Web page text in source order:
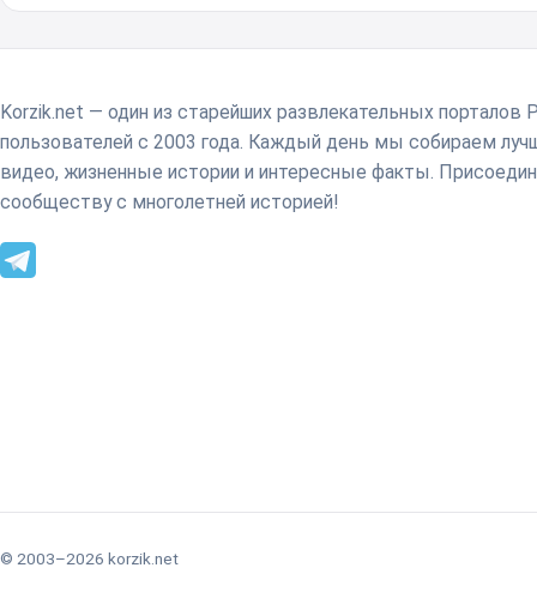
Korzik.net — один из старейших развлекательных порталов
пользователей с 2003 года. Каждый день мы собираем
видео, жизненные истории и интересные факты.
сообществу с многолетней историей!
© 2003–2026 korzik.net